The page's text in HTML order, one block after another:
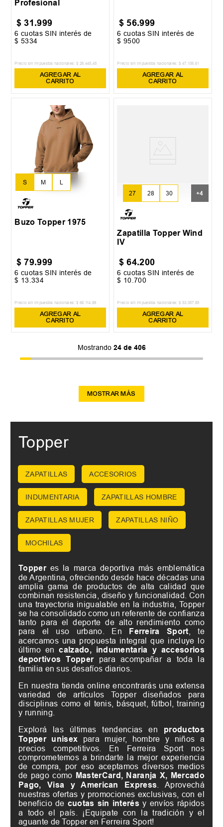
Profesional
$ 31.999
6 cuotas SIN interés de
$ 5334
Precio sin impuestos nacionales: $ 26.445 ,45
AGREGAR AL
CARRITO
$ 56.999
6 cuotas SIN interés de
$ 9500
Precio sin impuestos nacionales: $ 47. 106 ,61
AGREGAR AL
CARRITO
S M L
Buzo Topper 1975
$ 79.999
6 cuotas SIN interés de
$ 13 .334
Precio sin impuestos nacionales: $ 66 114 88
AGREGAR AL
CARRITO
27 28 30 +4
Zapatilla Topper Wind
IV
$ 64.200
6 cuotas SIN interés de
$ 10 .700
Precio sin impuestos nacionales: $ 53 057 85
AGREGAR AL
CARRITO
Mostrando 24 de 406
MOSTRAR MÁS
Topper
ZAPATILLAS ACCESORIOS
INDUMENTARIA ZAPATILLAS HOMBRE
ZAPATILLAS MUJER ZAPATILLAS NIÑO
MOCHILAS
Topper es la marca deportiva más emblemática
de Argentina, ofreciendo desde hace décadas una
amplia gama de productos de alta calidad que
combinan resistencia, diseño y funcionalidad. Con
una trayectoria inigualable en la industria, Topper
se ha consolidado como un referente de confianza
tanto para el deporte de alto rendimiento como
para el uso urbano. En
Ferreira Sport , te
acercamos una propuesta integral que incluye lo
último encalzado, indumentaria y accesorios
deportivos Topperpara acompañar a toda la
familia en sus desafíos diarios.
En nuestra tienda online encontrarás una extensa
variedad de artículos Topper diseñados para
disciplinas como el tenis, básquet, fútbol, training
y running.
Explorá las últimas tendencias en productos
Topper unisex para mujer, hombre y niños a
precios competitivos. En Ferreira Sport nos
comprometemos a brindarte la mejor experiencia
de compra, por eso aceptamos diversos medios
de pago como MasterCard, Naranja X, Mercado
Pago, Visa y American Express . Aprovechá
nuestras ofertas y promociones exclusivas, con el
beneficio de cuotas sin interés y envíos rápidos
a todo el país. ¡Equipate con la tradición y el
aguante de Topper en Ferreira Sport!